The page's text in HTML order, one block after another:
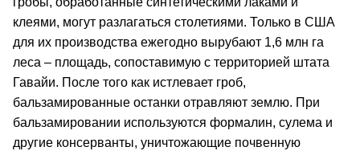
клеями, могут разлагаться столетиями. Только в США
для их производства ежегодно вырубают 1,6 млн га
леса – площадь, сопоставимую с территорией штата
Гавайи. После того как истлевает гроб,
бальзамированные останки отравляют землю. При
бальзамировании используются формалин, сулема и
другие консерванты, уничтожающие почвенную